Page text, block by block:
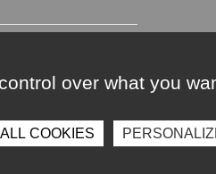
over what you
COOKIES